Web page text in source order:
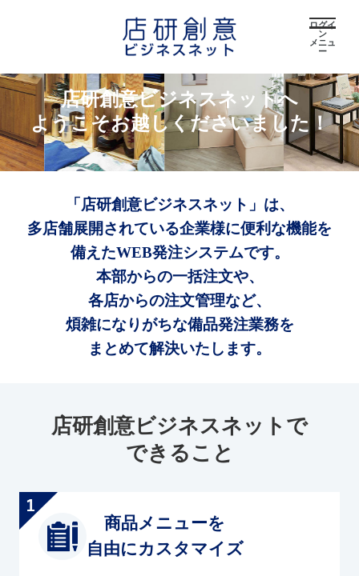
ログイ
ン
メニュ
ー
店研創意ビジネスネットへ
ようこそお越しくださいました！
「店研創意ビジネスネット」は、
多店舗展開されている企業様に便利な機能を
備えたWEB発注システムです。
本部からの一括注文や、
各店からの注文管理など、
煩雑になりがちな備品発注業務を
まとめて解決いたします。
店研創意ビジネスネットで
できること
商品メニューを
自由にカスタマイズ